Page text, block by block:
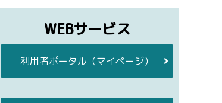
WEBサービス
利用者ポータル （マイページ）